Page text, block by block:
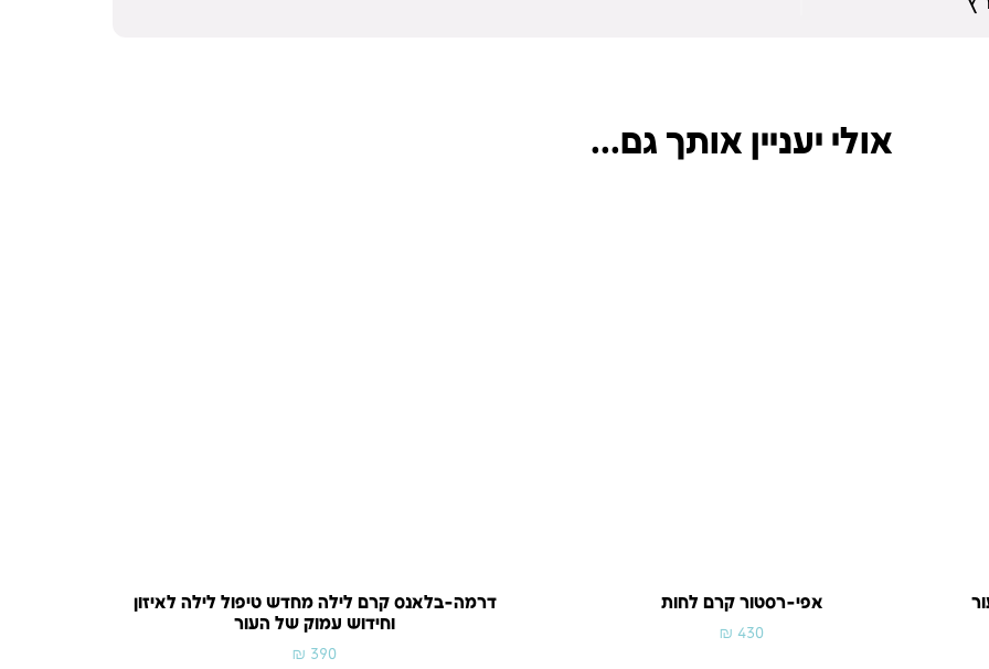
אולי יעניין אותך גם...
אפי-רסטור קרם לחות
₪ 430
דרמה-בלאנס קרם לילה מחדש טיפול לילה לאיזון
וחידוש עמוק של העור
₪ 390